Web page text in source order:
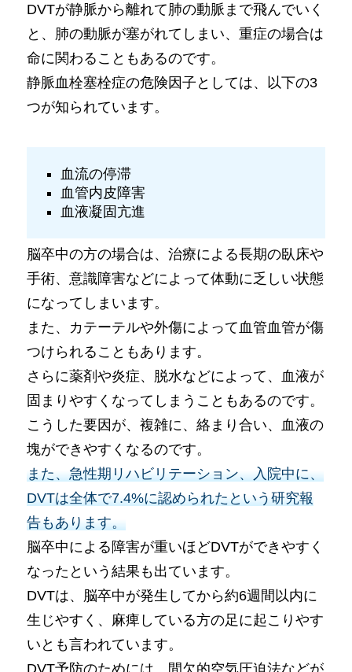
DVTが静脈から離れて肺の動脈まで飛んでいく
と、肺の動脈が塞がれてしまい、重症の場合は
命に関わることもあるのです。
静脈血栓塞栓症の危険因子としては、以下の3
つが知られています。
血流の停滞
血管内皮障害
血液凝固亢進
脳卒中の方の場合は、治療による長期の臥床や
手術、意識障害などによって体動に乏しい状態
になってしまいます。
また、カテーテルや外傷によって血管血管が傷
つけられることもあります。
さらに薬剤や炎症、脱水などによって、血液が
固まりやすくなってしまうこともあるのです。
こうした要因が、複雑に、絡まり合い、血液の
塊ができやすくなるのです。
また、急性期リハビリテーション、入院中に、
DVTは全体で7.4%に認められたという研究報
告もあります。
脳卒中による障害が重いほどDVTができやすく
なったという結果も出ています。
DVTは、脳卒中が発生してから約6週間以内に
生じやすく、麻痺している方の足に起こりやす
いとも言われています。
DVT予防のためには、間欠的空気圧迫法などが